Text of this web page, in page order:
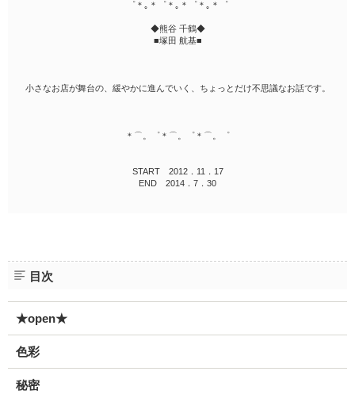
゜＊｡＊゜＊｡＊゜＊｡＊゜
◆熊谷 千鶴◆
■塚田 航基■
小さなお店が舞台の、緩やかに進んでいく、ちょっとだけ不思議なお話です。
＊⌒。゜＊⌒。゜＊⌒。゜
START 2012．11．17
END 2014．7．30
目次
★open★
色彩
秘密